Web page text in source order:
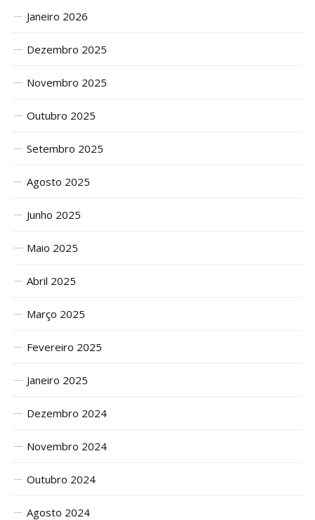
Janeiro 2026
Dezembro 2025
Novembro 2025
Outubro 2025
Setembro 2025
Agosto 2025
Junho 2025
Maio 2025
Abril 2025
Março 2025
Fevereiro 2025
Janeiro 2025
Dezembro 2024
Novembro 2024
Outubro 2024
Agosto 2024